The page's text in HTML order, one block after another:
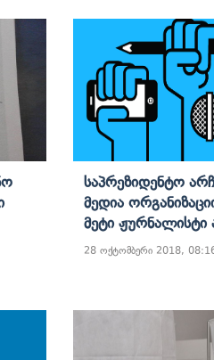
Საპრეზიდენტო
Მედია
Მეტი Ჟურნალისტი
28 ოქტომბერი 2018,